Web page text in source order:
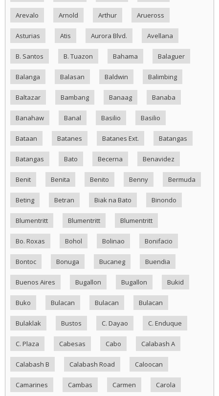
Arevalo Arnold Arthur Arueross
Asturias Atis Aurora Blvd. Avellana
B. Santos B. Tuazon Bahama Balaguer
Balanga Balasan Baldwin Balimbing
Baltazar Bambang Banaag Banaba
Banahaw Banal Basilio Basilio
Bataan Batanes Batanes Ext. Batangas
Batangas Bato Becerna Benavidez
Benit Benita Benito Benny Bermuda
Beting Betran Biak na Bato Binondo
Blumentritt Blumentritt Blumentritt
Bo. Roxas Bohol Bolinao Bonifacio
Bontoc Bonuga Bucaneg Buendia
Buenos Aires Bugallon Bugallon Bukid
Buko Bulacan Bulacan Bulacan
Bulaklak Bustos C. Dayao C. Enduque
C. Plaza Cabesas Cabo Calabash A
Calabash B Calabash Road Caloocan
Camarines Cambas Carmen Carola